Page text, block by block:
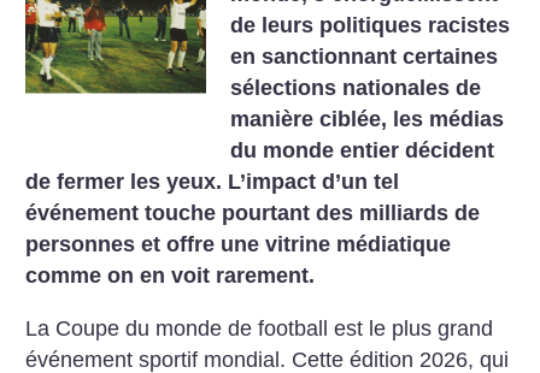
de leurs politiques racistes
en sanctionnant certaines
sélections nationales de
manière ciblée, les médias
du monde entier décident
de fermer les yeux. L’impact d’un tel
événement touche pourtant des milliards de
personnes et offre une vitrine médiatique
comme on en voit rarement.
La Coupe du monde de football est le plus grand
événement sportif mondial. Cette édition 2026, qui